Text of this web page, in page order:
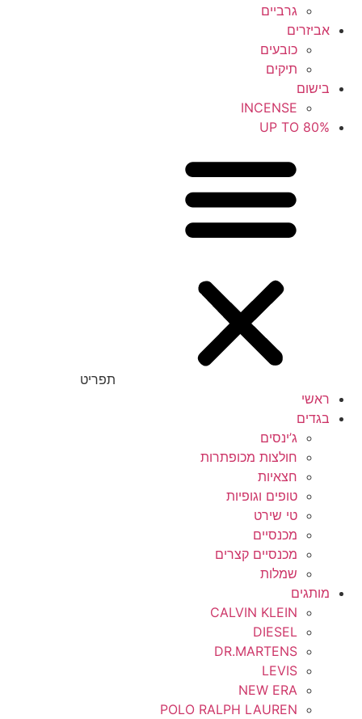
גרביים
אביזרים
כובעים
תיקים
בישום
INCENSE
UP TO 80%
תפריט
ראשי
בגדים
ג’ינסים
חולצות מכופתרות
חצאיות
טופים וגופיות
טי שירט
מכנסיים
מכנסיים קצרים
שמלות
מותגים
CALVIN KLEIN
DIESEL
DR.MARTENS
LEVIS
NEW ERA
POLO RALPH LAUREN